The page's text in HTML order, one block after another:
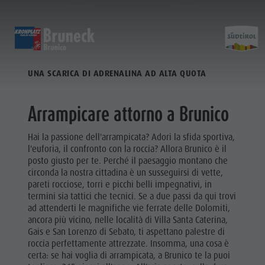
SCOPRI PIANIFICA &
PROGRAMMA
SETTIMANALE
ESCURSIONI
SENTIERI
TEMATICI
BIKE
Golf
Parapendio
Volo in
mongolfiera
Rafting &
Canyoning
Attrazioni
Località e dintorni
Tradizione e Artigianato
Highlight Events
Tutti gli eventi
Benessere
Famiglia & bambini
Guida A-Z
Escursioni
Sentieri tematici
Bike
Golf
Parapendio
Volo in mongolfiera
Rafting & Canyoning
Arrampicare
Cavalcare
Tennis
Offerte
Mobilità locale
Kronplatz Guest Pass
Come arrivare
Webcam
Meteo
Contatto
Newsletter
Richiesta cataloghi
Imposta di soggiorno
Shopping
Visite guidate
Gastronomia
Highlight Events
Must-sees
Ritiri
UNA SCARICA DI ADRENALINA AD ALTA QUOTA
Arrampicare attorno a Brunico
Hai la passione dell'arrampicata? Adori la sfida sportiva,
l'euforia, il confronto con la roccia? Allora Brunico è il
posto giusto per te. Perché il paesaggio montano che
circonda la nostra cittadina è un susseguirsi di vette,
pareti rocciose, torri e picchi belli impegnativi, in
termini sia tattici che tecnici. Se a due passi da qui trovi
ad attenderti le magnifiche vie ferrate delle Dolomiti,
ancora più vicino, nelle località di Villa Santa Caterina,
Gais e San Lorenzo di Sebato, ti aspettano palestre di
roccia perfettamente attrezzate. Insomma, una cosa è
certa: se hai voglia di arrampicata, a Brunico te la puoi